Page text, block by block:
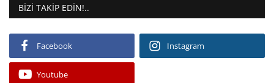
BIZI TAKIP EDIN!..
Facebook Instagram
Youtube